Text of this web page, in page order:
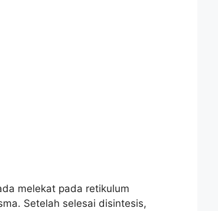
melekat pada retikulum
Setelah selesai disintesis,